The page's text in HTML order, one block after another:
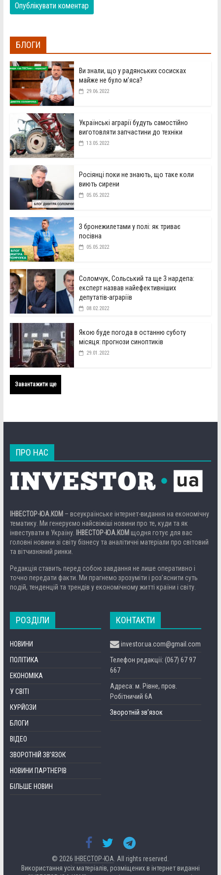
БЛОГИ
Ви знали, що у радянських сосисках
майже не було м’яса?
29.06.2022
Українські аграрії будуть самостійно
виготовляти запчастини до техніки
13.05.2022
Росіянці поки не знають, що таке коли
виють сирени
05.05.2022
З бронежилетами у полі: як триває
посівна
05.05.2022
Соломчук, Сольський та ще 3 нардепа:
експерт назвав найефективніших
депутатів-аграріїв
08.02.2022
Якою буде погода в останню суботу
місяця: прогнози синоптиків
29.01.2022
Завантажити ще
ПРО НАС
ІНВЕСТОР-ЮА.КОМ – всеукраїнське інтернет-видання на економічну
тематику. Ми генеруємо найсвіжіші новини про те, куди та як
інвестувати в Україну. ІНВЕСТОР-ЮА.КОМ щодня готує для вас
головні новини зі світу бізнесу та аналітичні матеріали про світовий
та вітчизняний ринки.
Редакція ставить перед собою завдання не лише оперативно і
точно передати факти. Ми прагнемо зрозуміти і роз’яснити суть
подій, тенденцій та трендів у економічному житті країни і світу.
РОЗДІЛИ
НОВИНИ
ПОЛІТИКА
ЕКОНОМІКА
У СВІТІ
КУРЙОЗИ
БЛОГИ
ВІДЕО
ЗВОРОТНІЙ ЗВ’ЯЗОК
НОВИНИ ПАРТНЕРІВ
БІЛЬШЕ НОВИН
КОНТАКТИ
investor.ua.com@gmail.com
Телефон редакції: (067) 67 97
667
Адреса: м. Рівне, пров.
Робітничий 6А
Зворотній зв’язок
© 2026 ІНВЕСТОР-ЮА. All rights reserved.
Використання усіх матеріалів, розміщених в інтернет виданні